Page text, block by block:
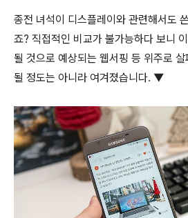
종전 녀석이 디스플레이와 관련해서도
죠? 직접적인 비교가 불가능하다 보니
될 것으로 예상되는 웹서핑 등 위주로
될 정도는 아니라 여겨졌습니다. ▼